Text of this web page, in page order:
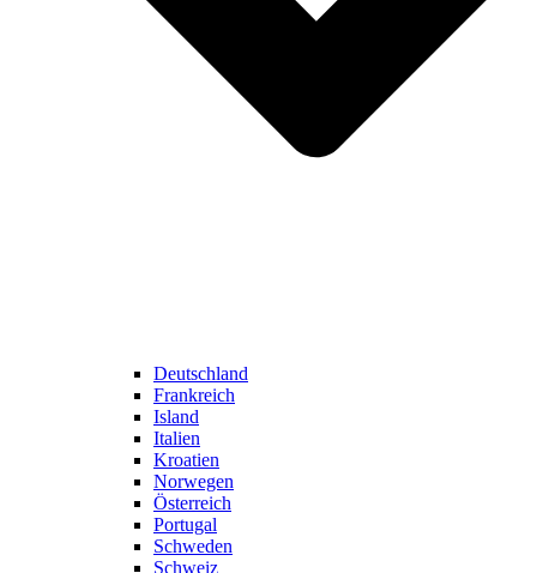
Deutschland
Frankreich
Island
Italien
Kroatien
Norwegen
Österreich
Portugal
Schweden
Schweiz